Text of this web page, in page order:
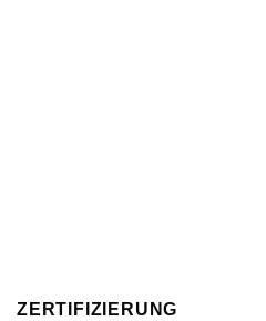
ZERTIFIZIERUNG